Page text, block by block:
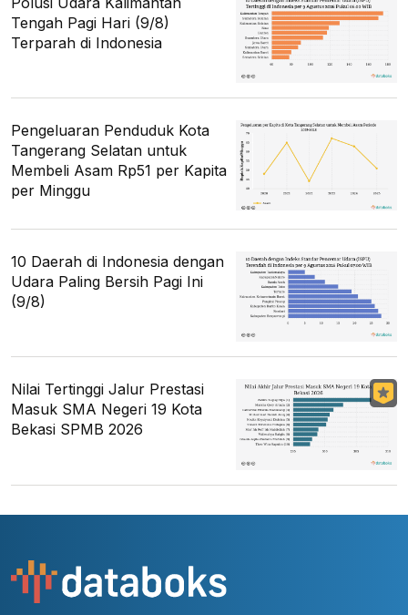
Tengah Pagi Hari (9/8)
Terparah di Indonesia
Pengeluaran Penduduk Kota
Tangerang Selatan untuk
Membeli Asam Rp51 per Kapita
per Minggu
10 Daerah di Indonesia dengan
Udara Paling Bersih Pagi Ini
(9/8)
Nilai Tertinggi Jalur Prestasi
Masuk SMA Negeri 19 Kota
Bekasi SPMB 2026